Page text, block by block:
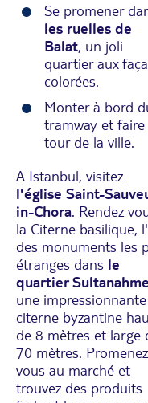
Se promener
les ruelles de
Balat, un joli
quartier aux
colorées.
Monter à bord
tramway et faire
tour de la ville.
A Istanbul, visitez
l'église Saint-
in-Chora. Rendez
la Citerne basilique,
des monuments les
étranges dans le
quartier
une impressionnante
citerne byzantine
de 8 mètres et large
70 mètres.
vous au marché et
trouvez des produits